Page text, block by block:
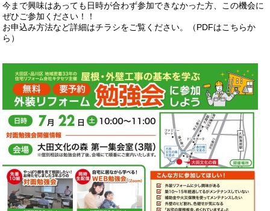
今まで興味はあっても日時が合わず参加できなかった方、この機会に
ぜひご参加ください！！
お申込み方法など詳細はチラシをご覧ください。（PDFはこちらか
ら）